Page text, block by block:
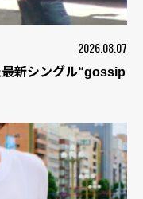
2026.08.07
新シングル“gossip